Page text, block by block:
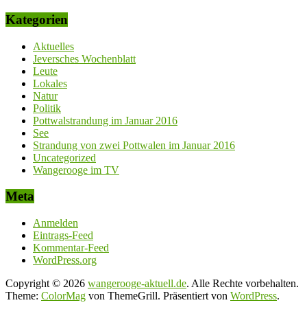
Kategorien
Aktuelles
Jeversches Wochenblatt
Leute
Lokales
Natur
Politik
Pottwalstrandung im Januar 2016
See
Strandung von zwei Pottwalen im Januar 2016
Uncategorized
Wangerooge im TV
Meta
Anmelden
Eintrags-Feed
Kommentar-Feed
WordPress.org
Copyright © 2026 wangerooge-aktuell.de. Alle Rechte vorbehalten.
Theme: ColorMag von ThemeGrill. Präsentiert von WordPress.